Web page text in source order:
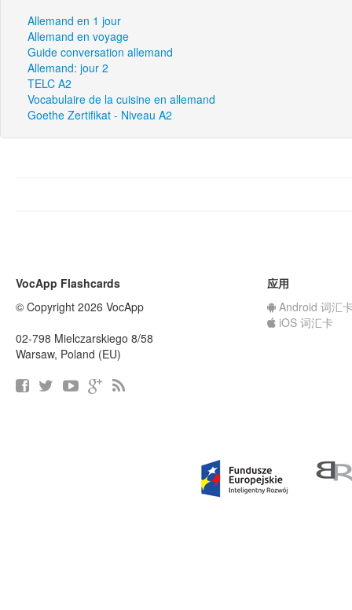
Allemand en 1 jour
Allemand en voyage
Guide conversation allemand
Allemand: jour 2
TELC A2
Vocabulaire de la cuisine en allemand
Goethe Zertifikat - Niveau A2
VocApp Flashcards
© Copyright 2026 VocApp
02-798 Mielczarskiego 8/58
Warsaw, Poland (EU)
应用
Android 词汇
iOS 词汇卡